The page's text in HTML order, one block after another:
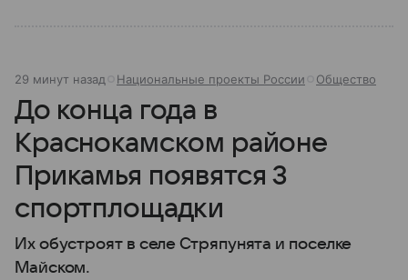
29 минут назад Национальные проекты России Общество
До конца года в
Краснокамском районе
Прикамья появятся 3
спортплощадки
Их обустроят в селе Стряпунята и поселке
Майском.